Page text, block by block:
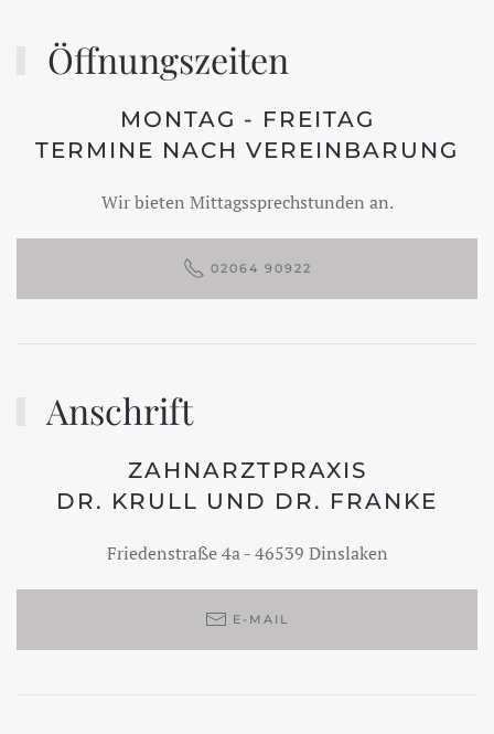
Öffnungszeiten
MONTAG - FREITAG
TERMINE NACH VEREINBARUNG
Wir bieten Mittagssprechstunden an.
02064 90922
Anschrift
ZAHNARZTPRAXIS
DR. KRULL UND DR. FRANKE
Friedenstraße 4a - 46539 Dinslaken
E-MAIL